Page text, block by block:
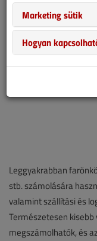
Leggyakrabban
stb. számolására
valamint szállítási és
Természetesen
megszámolhatók, és
Marketing sütik
Hogyan